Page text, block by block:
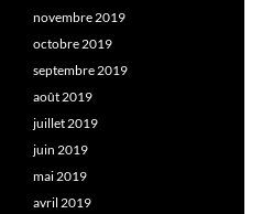
novembre 2019
octobre 2019
septembre 2019
août 2019
juillet 2019
juin 2019
mai 2019
avril 2019